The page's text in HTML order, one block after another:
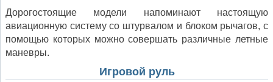
Дорогостоящие модели напоминают настоящую
авиационную систему со штурвалом и блоком рычагов, с
помощью которых можно совершать различные летные
маневры.
Игровой руль